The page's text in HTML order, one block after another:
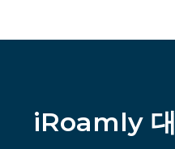
iRoamly